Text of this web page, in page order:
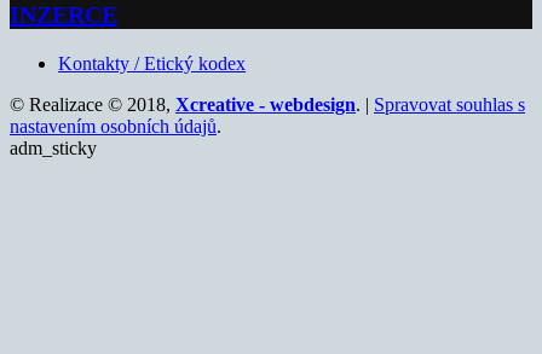
INZERCE
Kontakty / Etický kodex
© Realizace © 2018, Xcreative - webdesign. | Spravovat souhlas s
nastavením osobních údajů.
adm_sticky